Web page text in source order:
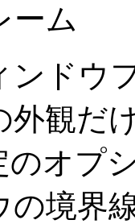
ーム
ンドウ
外観だ
のオプ
の境界